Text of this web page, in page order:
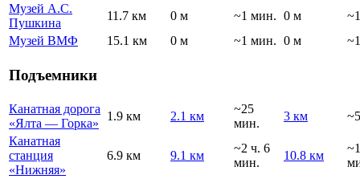
Музей А.С.
Пушкина
11.7 км 0 м ~1 мин. 0 м
Музей ВМФ
15.1 км 0 м ~1 мин. 0 м
Подъемники
Канатная дорога
«Ялта — Горка»
1.9 км 2.1 км
~25
мин.
3 км
Канатная
станция
«Нижняя»
6.9 км 9.1 км
~2 ч. 6
мин.
10.8 км